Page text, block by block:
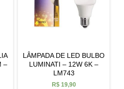
–
LÂMPADA DE LED BULBO
LUMINATI – 12W 6K –
LM743
R$19,90